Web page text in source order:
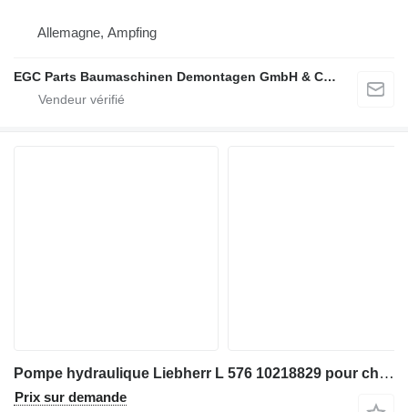
Allemagne, Ampfing
EGC Parts Baumaschinen Demontagen GmbH & Co. KG
Pompe hydraulique Liebherr L 576 10218829 pour chargeuse sur pneus Liebherr L 576
Prix sur demande